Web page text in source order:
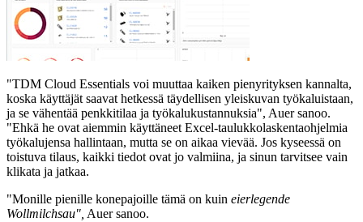
"TDM Cloud Essentials voi muuttaa kaiken pienyrityksen kannalta,
koska käyttäjät saavat hetkessä täydellisen yleiskuvan työkaluistaan,
ja se vähentää penkkitilaa ja työkalukustannuksia", Auer sanoo.
"Ehkä he ovat aiemmin käyttäneet Excel-taulukkolaskentaohjelmia
työkalujensa hallintaan, mutta se on aikaa vievää. Jos kyseessä on
toistuva tilaus, kaikki tiedot ovat jo valmiina, ja sinun tarvitsee vain
klikata ja jatkaa.
"Monille pienille konepajoille tämä on kuin eierlegende
Wollmilchsau", Auer sanoo.